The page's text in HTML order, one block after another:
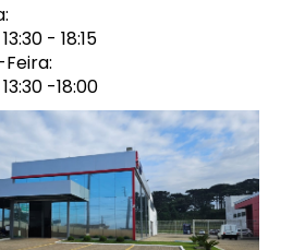
- 18:15
-18:00